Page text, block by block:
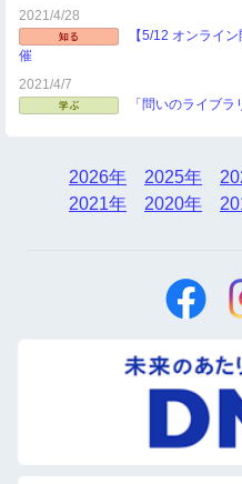
2021/4/28
【5/12 オンライ
催
2021/4/7
「問いのライブ
2026年 2025年
2021年
2020年